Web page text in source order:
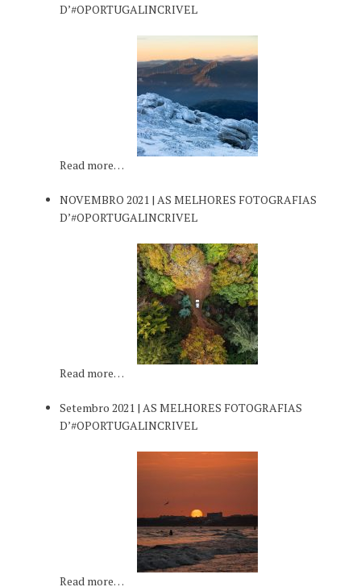
D’#OPORTUGALINCRIVEL
Read more…
NOVEMBRO 2021 | AS MELHORES FOTOGRAFIAS
D’#OPORTUGALINCRIVEL
Read more…
Setembro 2021 | AS MELHORES FOTOGRAFIAS
D’#OPORTUGALINCRIVEL
Read more…